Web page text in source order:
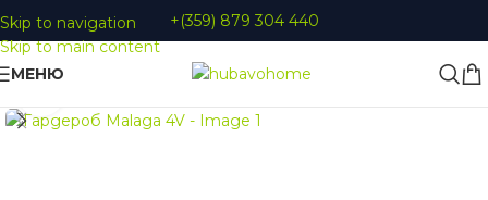
Skip to navigation
Skip to main content
+(359) 879 304 440
МЕНЮ